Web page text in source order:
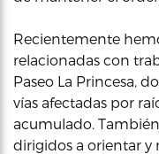
Recientemente
relacionadas con
Paseo La Princesa,
vías afectadas por
acumulado.
dirigidos a orientar y